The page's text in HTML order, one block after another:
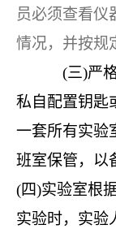
员必须查看仪
情况，并按规
(三)严
私自配置钥匙
一套所有实验
班室保管，以
(四)实验室根
实验时，实验